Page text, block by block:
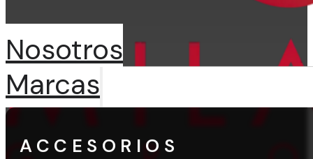
Nosotros
Marcas
ACCESORIOS